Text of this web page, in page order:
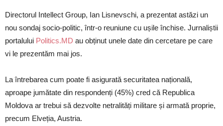
Directorul Intellect Group, Ian Lisnevschi, a prezentat astăzi un
nou sondaj socio-politic, într-o reuniune cu ușile închise. Jurnaliștii
portalului Politics.MD au obținut unele date din cercetare pe care
vi le prezentăm mai jos.
La întrebarea cum poate fi asigurată securitatea națională,
aproape jumătate din respondenți (45%) cred că Republica
Moldova ar trebui să dezvolte netralități militare și armată proprie,
precum Elveția, Austria.